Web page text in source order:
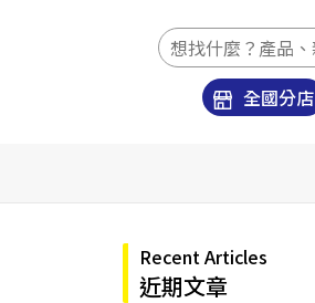
全國分店
Recent Articles
近期文章